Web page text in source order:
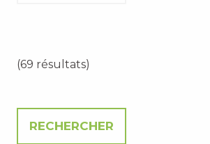
(69 résultats)